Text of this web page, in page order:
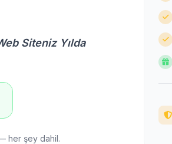
Siteniz Yılda
her şey dahil.